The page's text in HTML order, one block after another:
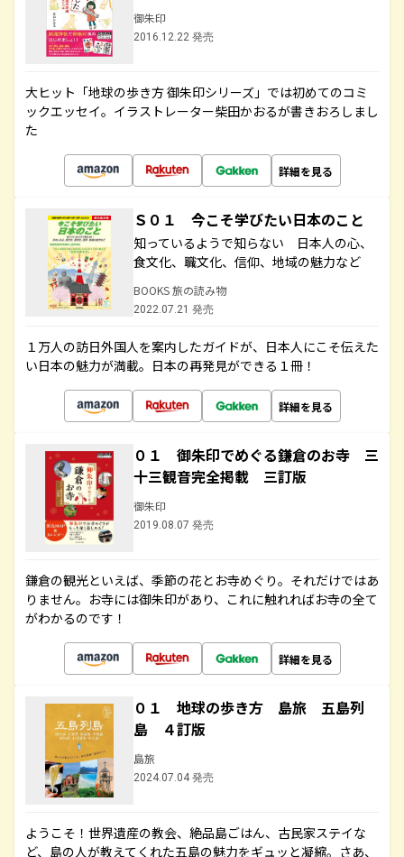
御朱印
2016.12.22 発売
大ヒット「地球の歩き方 御朱印シリーズ」では初めてのコミ
ックエッセイ。イラストレーター柴田かおるが書きおろしまし
た
詳細を見る
Ｓ０１ 今こそ学びたい日本のこと
知っているようで知らない 日本人の心、
食文化、職文化、信仰、地域の魅力など
BOOKS 旅の読み物
2022.07.21 発売
１万人の訪日外国人を案内したガイドが、日本人にこそ伝えた
い日本の魅力が満載。日本の再発見ができる１冊！
詳細を見る
０１ 御朱印でめぐる鎌倉のお寺 三
十三観音完全掲載 三訂版
御朱印
2019.08.07 発売
鎌倉の観光といえば、季節の花とお寺めぐり。それだけではあ
りません。お寺には御朱印があり、これに触れればお寺の全て
がわかるのです！
詳細を見る
０１ 地球の歩き方 島旅 五島列
島 ４訂版
島旅
2024.07.04 発売
ようこそ！世界遺産の教会、絶品島ごはん、古民家ステイな
ど、島の人が教えてくれた五島の魅力をギュッと凝縮。さあ、